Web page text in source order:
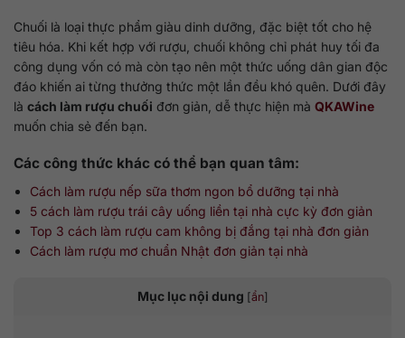
Chuối là loại thực phẩm giàu dinh dưỡng, đặc biệt tốt cho hệ
tiêu hóa. Khi kết hợp với rượu, chuối không chỉ phát huy tối đa
công dụng vốn có mà còn tạo nên một thức uống dân gian độc
đáo khiến ai từng thưởng thức một lần đều khó quên. Dưới đây
là cách làm rượu chuối đơn giản, dễ thực hiện mà QKAWine
muốn chia sẻ đến bạn.
Các công thức khác có thể bạn quan tâm:
Cách làm rượu nếp sữa thơm ngon bổ dưỡng tại nhà
5 cách làm rượu trái cây uống liền tại nhà cực kỳ đơn giản
Top 3 cách làm rượu cam không bị đắng tại nhà đơn giản
Cách làm rượu mơ chuẩn Nhật đơn giản tại nhà
Mục lục nội dung [ẩn]